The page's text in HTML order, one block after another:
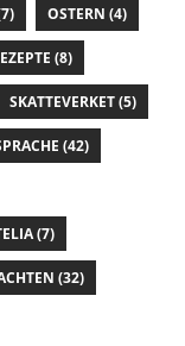
OSTERN (4)
(8)
SKATTEVERKET(5)
(42)
(7)
(32)